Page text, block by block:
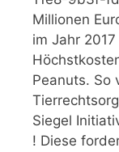
Millionen
im Jahr
Peanuts. So
Siegel
! Diese